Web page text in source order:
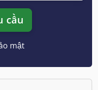
cầu
mật